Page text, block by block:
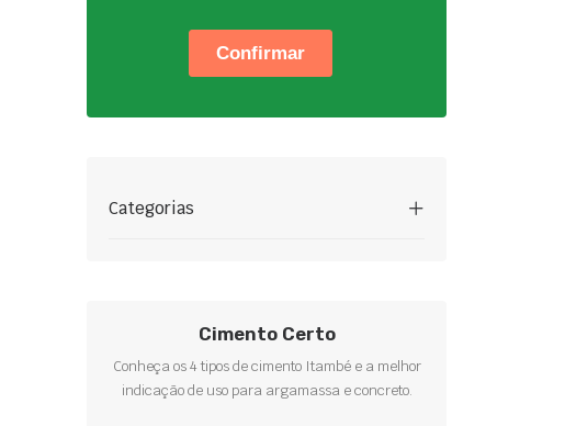
Categorias
Cimento Certo
Conheça os 4 tipos de cimento Itambé e a melhor
indicação de uso para argamassa e concreto.